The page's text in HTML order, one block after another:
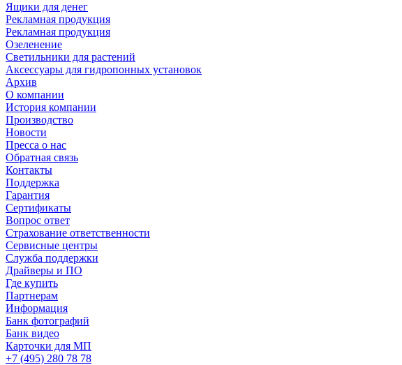
Ящики для денег
Рекламная продукция
Рекламная продукция
Озеленение
Светильники для растений
Аксессуары для гидропонных установок
Архив
О компании
История компании
Производство
Новости
Пресса о нас
Обратная связь
Контакты
Поддержка
Гарантия
Сертификаты
Вопрос ответ
Страхование ответственности
Сервисные центры
Служба поддержки
Драйверы и ПО
Где купить
Партнерам
Информация
Банк фотографий
Банк видео
Карточки для МП
+7 (495) 280 78 78